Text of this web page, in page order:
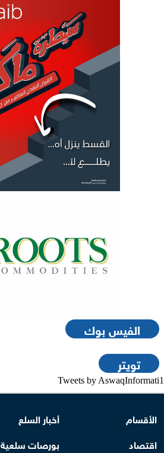
الفيس بوك
تويتر
Tweets by AswaqInformati1
الأقسام
أخبار السلع
اقتصاد
بورصات سلعية